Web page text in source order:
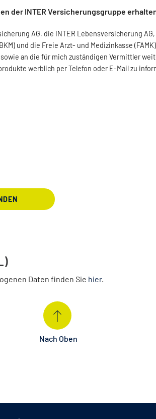
der INTER Versicherungsgruppe
AG, die INTER Lebensversicherung
und die Freie Arzt- und Medizinkasse
an die für mich zuständigen Vermittler
werblich per Telefon oder E-Mail zu
Daten finden Sie hier.
Nach Oben